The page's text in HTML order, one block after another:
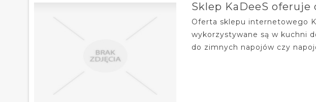
Sklep KaDeeS oferuje
Oferta sklepu internetowego
wykorzystywane są w kuchni
do zimnych napojów czy